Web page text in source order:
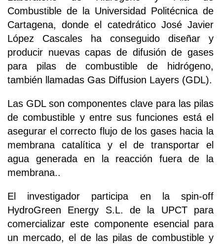
Combustible de la Universidad Politécnica de
Cartagena, donde el catedrático José Javier
López Cascales ha conseguido diseñar y
producir nuevas capas de difusión de gases
para pilas de combustible de hidrógeno,
también llamadas Gas Diffusion Layers (GDL).
Las GDL son componentes clave para las pilas
de combustible y entre sus funciones está el
asegurar el correcto flujo de los gases hacia la
membrana catalítica y el de transportar el
agua generada en la reacción fuera de la
membrana..
El investigador participa en la spin-off
HydroGreen Energy S.L. de la UPCT para
comercializar este componente esencial para
un mercado, el de las pilas de combustible y